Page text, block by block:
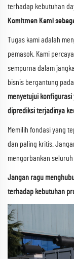
terhadap kebutuhan
Komitmen Kami
Tugas kami adalah
pemasok. Kami
sempurna dalam
bisnis bergantung
menyetujui konfigurasi
diprediksi terjadinya
Memilih fondasi yang
dan paling kritis.
mengorbankan seluruh
Jangan ragu
terhadap kebutuhan